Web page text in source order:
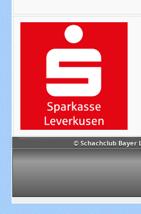
© Schachclub Bayer